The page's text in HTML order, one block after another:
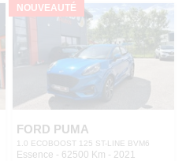
NOUVEAUTÉ
FORD PUMA
1.0 ECOBOOST 125 ST-LINE BVM6
Essence - 62500 Km - 2021